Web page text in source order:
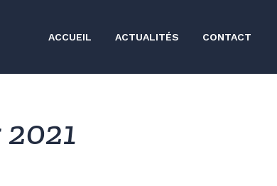
ACCUEIL ACTUALITÉS CONTACT